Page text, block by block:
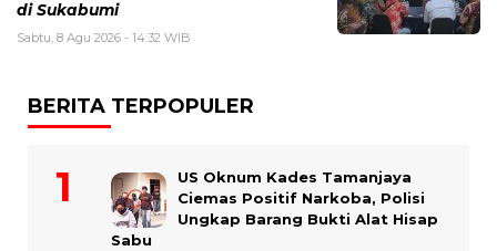
di Sukabumi
Sabtu, 8 Agu 2026 - 14:32 WIB
BERITA TERPOPULER
US Oknum Kades Tamanjaya
Ciemas Positif Narkoba, Polisi
Ungkap Barang Bukti Alat Hisap
Sabu